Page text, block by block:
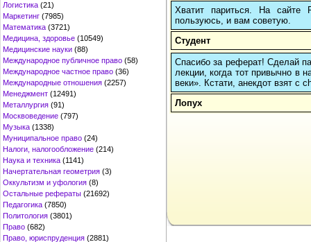
Логистика (21)
Маркетинг (7985)
Математика (3721)
Медицина, здоровье (10549)
Медицинские науки (88)
Международное публичное право (58)
Международное частное право (36)
Международные отношения (2257)
Менеджмент (12491)
Металлургия (91)
Москвоведение (797)
Музыка (1338)
Муниципальное право (24)
Налоги, налогообложение (214)
Наука и техника (1141)
Начертательная геометрия (3)
Оккультизм и уфология (8)
Остальные рефераты (21692)
Педагогика (7850)
Политология (3801)
Право (682)
Право, юриспруденция (2881)
Хватит париться. На
пользуюсь, и вам советую.
Студент
Спасибо за реферат! Сделай
лекции, когда тот привычно в
веки». Кстати, анекдот взят с
Лопух